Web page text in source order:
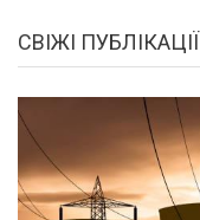
СВІЖІ ПУБЛІКАЦІЇ